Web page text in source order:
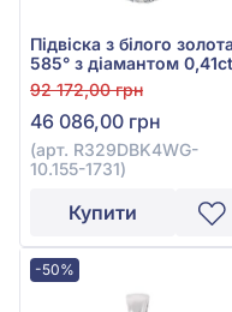
Підвіска з білого золота
585° з діамантом
арт. R329DBK4WG-
10.155-1731
92 172,00 грн
46 086,00 грн
(арт. R329DBK4WG-
10.155-1731)
Купити
-50%